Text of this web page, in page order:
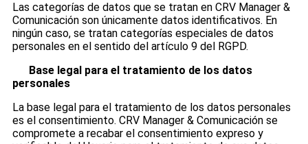
Las categorías de datos que se tratan en CRV Manager &
Comunicación son únicamente datos identificativos. En
ningún caso, se tratan categorías especiales de datos
personales en el sentido del artículo 9 del RGPD.
Base legal para el tratamiento de los datos
personales
La base legal para el tratamiento de los datos personales
es el consentimiento. CRV Manager & Comunicación se
compromete a recabar el consentimiento expreso y